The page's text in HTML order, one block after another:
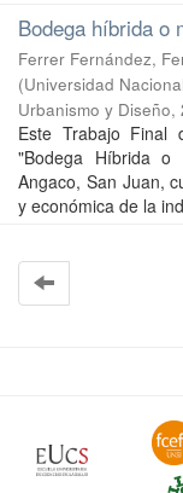
Bodega híbrida o
Ferrer Fernández,
(Universidad
Urbanismo y Diseño,
Este Trabajo Final
"Bodega Híbrida o
Angaco, San Juan,
y económica de la